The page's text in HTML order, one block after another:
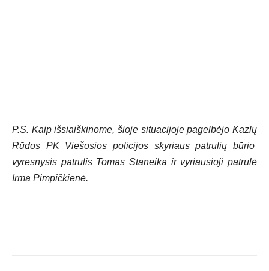
P.S. Kaip išsiaiškinome, šioje situacijoje pagelbėjo Kazlų
Rūdos PK Viešosios policijos skyriaus patrulių būrio
vyresnysis patrulis Tomas Staneika ir vyriausioji patrulė
Irma Pimpičkienė.